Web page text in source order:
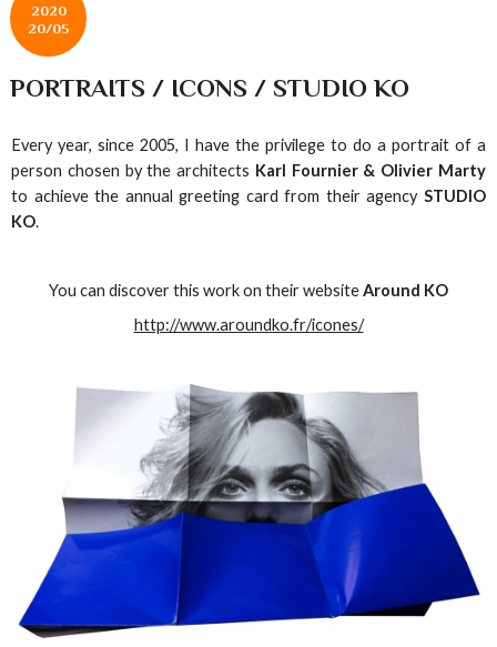
2020
20/05
PORTRAITS / ICONS / STUDIO KO
Every year, since 2005, I have the privilege to do a portrait of a
person chosen by the architects Karl Fournier & Olivier Marty
to achieve the annual greeting card from their agency STUDIO
KO.
You can discover this work on their websiteAround KO
http://www.aroundko.fr/icones/